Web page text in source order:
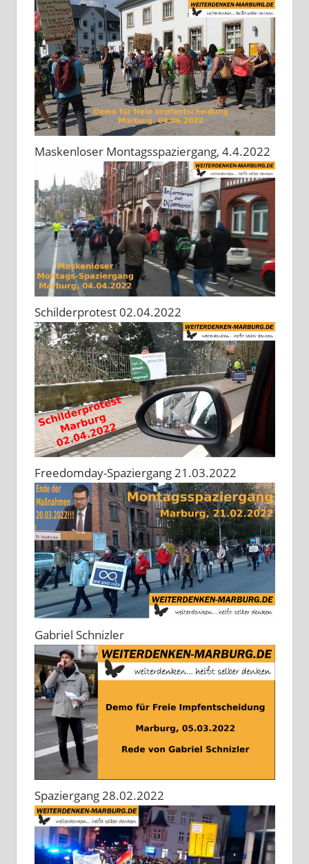
Maskenloser Montagsspaziergang, 4.4.2022
Schilderprotest 02.04.2022
Freedomday-Spaziergang 21.03.2022
Gabriel Schnizler
Spaziergang 28.02.2022